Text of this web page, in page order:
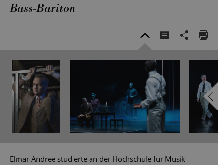
Bass-Bariton
Elmar Andree studierte an der Hochschule für Musik